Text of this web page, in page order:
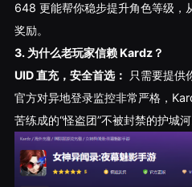
648 更能帮你稳步提升角色等级，
奖励。
3. 为什么老玩家信赖 Kardz？
UID 直充，安全首选：
只需要提供
官方对异地登录监控非常严格，
苦练成的“怪盗团”不被封禁的护城河